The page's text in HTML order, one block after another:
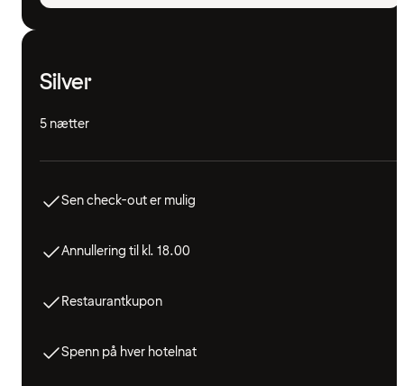
Silver
5 nætter
Sen check-out er mulig
Annullering til kl. 18.00
Restaurantkupon
Spenn på hver hotelnat